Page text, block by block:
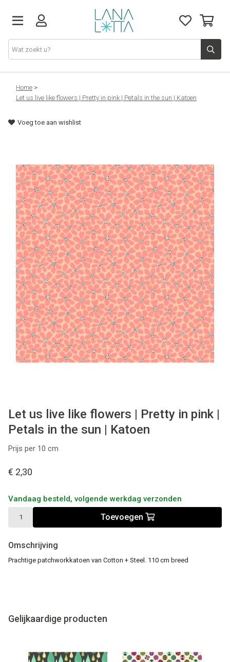
Stoffen
Patronen
Naaimachines
Workshops
Tips & tricks
Cadeaubon
Solden
Contact
Home >
Let us live like flowers | Pretty in pink | Petals in the sun | Katoen
Voeg toe aan wishlist
Let us live like flowers | Pretty in pink |
Petals in the sun | Katoen
Prijs per 10 cm
€ 2,30
Vandaag besteld, volgende werkdag verzonden
Toevoegen
Omschrijving
Prachtige patchworkkatoen van Cotton + Steel. 110 cm breed
Gelijkaardige producten